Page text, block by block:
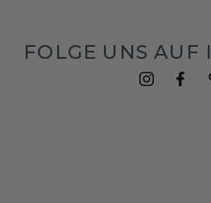
FOLGE UNS AUF